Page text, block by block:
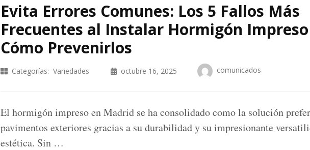
Evita Errores Comunes: Los 5 Fallos Más
Frecuentes al Instalar Hormigón
Cómo Prevenirlos
Categorías: Variedades octubre 16, 2025 comunicados
El hormigón impreso en Madrid se ha consolidado como la solución
pavimentos exteriores gracias a su durabilidad y su impresionante
estética. Sin …